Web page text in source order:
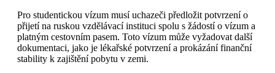
Pro studentickou vízum musí uchazeči předložit potvrzení o
přijetí na ruskou vzdělávací instituci spolu s žádostí o vízum a
platným cestovním pasem. Toto vízum může vyžadovat další
dokumentaci, jako je lékařské potvrzení a prokázání finanční
stability k zajištění pobytu v zemi.